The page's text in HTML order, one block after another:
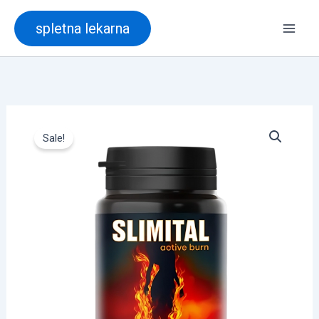
content
spletna lekarna
Sale!